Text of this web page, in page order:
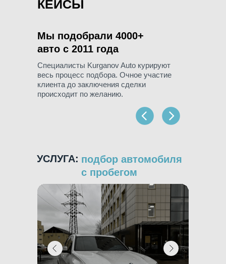
КЕЙСЫ
Мы подобрали 4000+
авто c 2011 года
Специалисты Kurganov Auto курируют
весь процесс подбора. Очное участие
клиента до заключения сделки
происходит по желанию.
УСЛУГА: подбор автомобиля
с пробегом